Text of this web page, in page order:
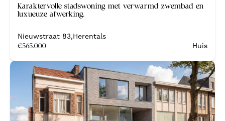
Karaktervolle stadswoning met verwarmd zwembad en
luxueuze afwerking.
Nieuwstraat 83,Herentals
€565.000 Huis